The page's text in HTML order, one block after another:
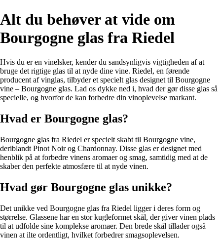
Alt du behøver at vide om
Bourgogne glas fra Riedel
Hvis du er en vinelsker, kender du sandsynligvis vigtigheden af at
bruge det rigtige glas til at nyde dine vine. Riedel, en førende
producent af vinglas, tilbyder et specielt glas designet til Bourgogne
vine – Bourgogne glas. Lad os dykke ned i, hvad der gør disse glas så
specielle, og hvorfor de kan forbedre din vinoplevelse markant.
Hvad er Bourgogne glas?
Bourgogne glas fra Riedel er specielt skabt til Bourgogne vine,
deriblandt Pinot Noir og Chardonnay. Disse glas er designet med
henblik på at forbedre vinens aromaer og smag, samtidig med at de
skaber den perfekte atmosfære til at nyde vinen.
Hvad gør Bourgogne glas unikke?
Det unikke ved Bourgogne glas fra Riedel ligger i deres form og
størrelse. Glassene har en stor kugleformet skål, der giver vinen plads
til at udfolde sine komplekse aromaer. Den brede skål tillader også
vinen at ilte ordentligt, hvilket forbedrer smagsoplevelsen.